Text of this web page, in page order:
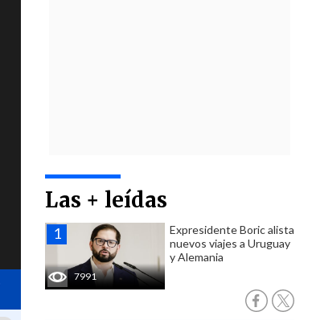
Las + leídas
7991
Expresidente Boric alista
nuevos viajes a Uruguay
y Alemania